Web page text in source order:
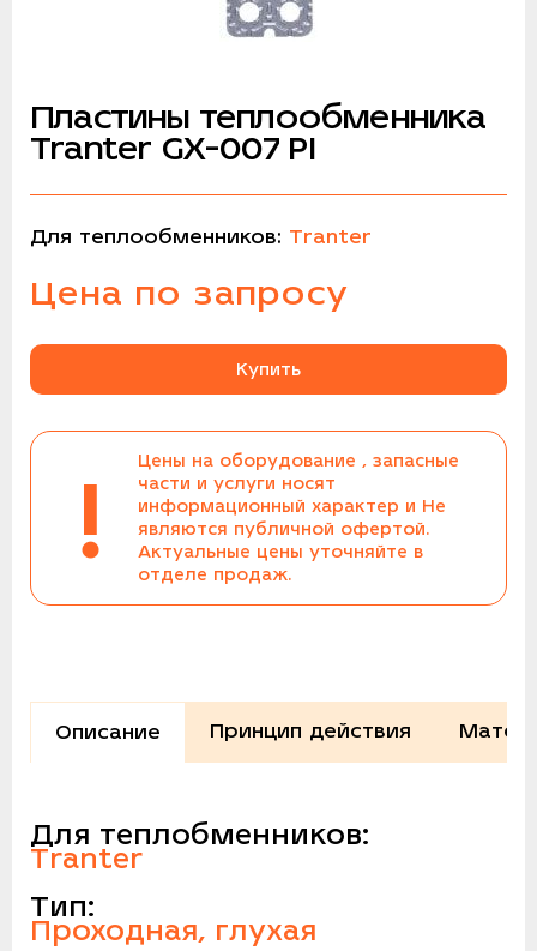
Пластины теплообменника
Tranter GX-007 PI
Для теплообменников: Tranter
Цена по запросу
Купить
!
Цены на оборудование , запасные
части и услуги носят
информационный характер и Не
являются публичной офертой.
Актуальные цены уточняйте в
отделе продаж.
Описание Принцип действия
Для теплобменников:
Tranter
Тип:
Проходная, глухая